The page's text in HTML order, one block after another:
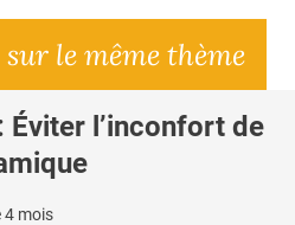
le même thème
Éviter l’inconfort de
4 mois